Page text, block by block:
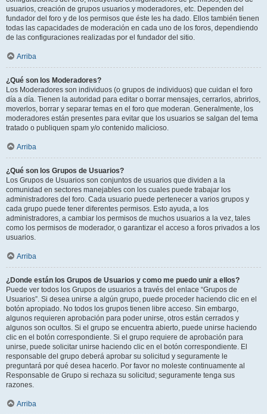
usuarios, creación de grupos usuarios y moderadores, etc. Dependen del
fundador del foro y de los permisos que éste les ha dado. Ellos también tienen
todas las capacidades de moderación en cada uno de los foros, dependiendo
de las configuraciones realizadas por el fundador del sitio.
Arriba
¿Qué son los Moderadores?
Los Moderadores son individuos (o grupos de individuos) que cuidan el foro
día a día. Tienen la autoridad para editar o borrar mensajes, cerrarlos, abrirlos,
moverlos, borrar y separar temas en el foro que moderan. Generalmente, los
moderadores están presentes para evitar que los usuarios se salgan del tema
tratado o publiquen spam y/o contenido malicioso.
Arriba
¿Qué son los Grupos de Usuarios?
Los Grupos de Usuarios son conjuntos de usuarios que dividen a la
comunidad en sectores manejables con los cuales puede trabajar los
administradores del foro. Cada usuario puede pertenecer a varios grupos y
cada grupo puede tener diferentes permisos. Esto ayuda, a los
administradores, a cambiar los permisos de muchos usuarios a la vez, tales
como los permisos de moderador, o garantizar el acceso a foros privados a los
usuarios.
Arriba
¿Donde están los Grupos de Usuarios y como me puedo unir a ellos?
Puede ver todos los Grupos de usuarios a través del enlace “Grupos de
Usuarios”. Si desea unirse a algún grupo, puede proceder haciendo clic en el
botón apropiado. No todos los grupos tienen libre acceso. Sin embargo,
algunos requieren aprobación para poder unirse, otros están cerrados y
algunos son ocultos. Si el grupo se encuentra abierto, puede unirse haciendo
clic en el botón correspondiente. Si el grupo requiere de aprobación para
unirse, puede solicitar unirse haciendo clic en el botón correspondiente. El
responsable del grupo deberá aprobar su solicitud y seguramente le
preguntará por qué desea hacerlo. Por favor no moleste continuamente al
Responsable de Grupo si rechaza su solicitud; seguramente tenga sus
razones.
Arriba